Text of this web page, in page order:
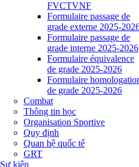
FVCTVNF
Formulaire passage de
grade externe 2025-
Formulaire passage de
grade interne 2025-2026
Formulaire équivalence
de grade 2025-2026
Formulaire
de grade 2025-2026
Combat
Thông tin học
Organisation Sportive
Quy định
Quan hệ quốc tế
GRT
Sự kiện